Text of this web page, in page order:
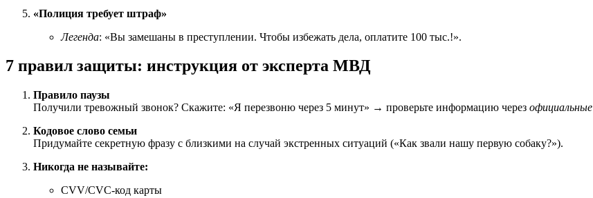
«Полиция требует штраф»
Легенда: «Вы замешаны в преступлении. Чтобы избежать дела, оплатите 100 тыс.!».
7 правил защиты: инструкция от эксперта МВД
Правило паузы
Получили тревожный звонок? Скажите: «Я перезвоню через 5 минут» → проверьте информацию через официальные
Кодовое слово семьи
Придумайте секретную фразу с близкими на случай экстренных ситуаций («Как звали нашу первую собаку?»).
Никогда не называйте:
CVV/CVC-код карты